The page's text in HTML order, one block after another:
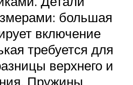
большая
включение
требуется для
верхнего и
Пружины